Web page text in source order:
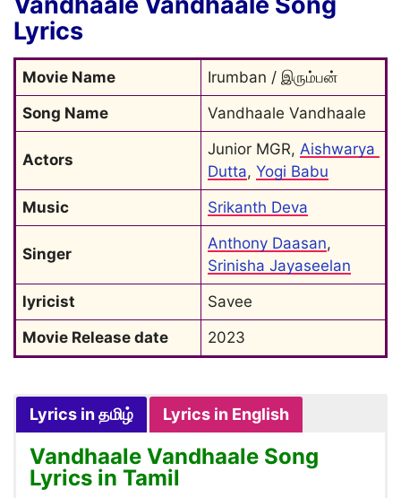
Lyrics
Movie Name
Irumban / இரும்பன்
Song Name
Vandhaale Vandhaale
Actors
Junior MGR, Aishwarya
Dutta, Yogi Babu
Music
Srikanth Deva
Singer
Anthony Daasan
Srinisha Jayaseelan
lyricist
Savee
Movie Release date
2023
Lyrics in தமிழ் Lyrics in English
Vandhaale Vandhaale Song
Lyrics in Tamil